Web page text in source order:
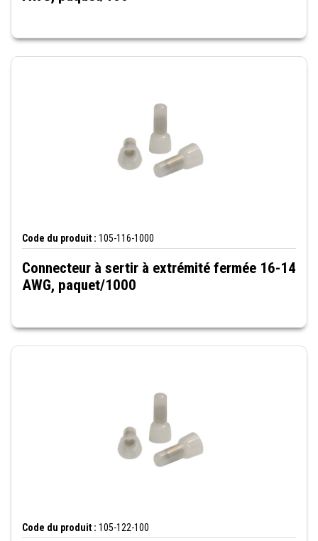
Code du produit : 105-116-1000
Connecteur à sertir à extrémité fermée 16-14
AWG, paquet/1000
Code du produit : 105-122-100